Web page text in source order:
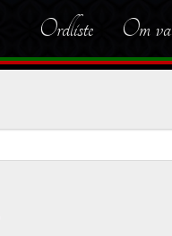
Ordliste Om